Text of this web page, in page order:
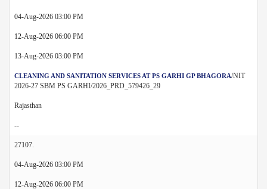
04-Aug-2026 03:00 PM
12-Aug-2026 06:00 PM
13-Aug-2026 03:00 PM
CLEANING AND SANITATION SERVICES AT PS GARHI GP BHAGORA/NIT
2026-27 SBM PS GARHI/2026_PRD_579426_29
Rajasthan
--
27107.
04-Aug-2026 03:00 PM
12-Aug-2026 06:00 PM